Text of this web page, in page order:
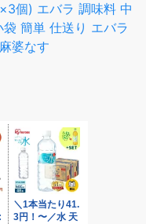
個) エバラ 調味料 中
簡単 仕送り エバラ
婆なす